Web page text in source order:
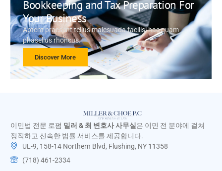
Bookkeeping and Tax Preparation For
Your Business
Aptent praesent tellus malesuada facilisi hac quam
phasellus rhoncus.
Discover More
이민법 전문 로펌 밀러 & 최 변호사 사무실은 이민 전 분야에 걸쳐
정직하고 신속한 법률 서비스를 제공합니다.
UL-9, 158-14 Northern Blvd, Flushing, NY 11358
(718) 461-2334